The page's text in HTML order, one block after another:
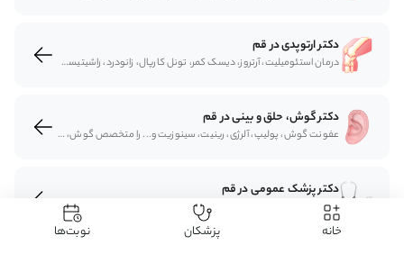
دکتر ارتوپدی در قم
درمان استئومیلیت، آرتروز، دیسک کمر، تونل کارپال، زانودرد، راشیتیسم، پای چنبری و... به‌عهده ارتوپدها است. متخصصان ارتوپدی وضعیت و مشکلات استخوان و مفاصل را بررسی و درمان می‌کنند. برای دریافت نوبت متخصص ارتوپدی می‌توانید از سایت دکتردکتر نوبت اینترنتی بگیرید.
دکتر گوش، حلق و بینی در قم
عفونت گوش، پولیپ، آلرژی، رینیت، سینوزیت و... را متخصص گوش‌، حلق و بینی درمان می‌کند. متخصصان گوش، حلق و بینی مشکلات دستگاه تنفس و راه‌های هوایی را شناسایی و درمان می‌کنند. دریافت نوبت متخصص گوش، حلق و بینی به‌طور اینترنتی با مراجعه به سایت دکتردکتر امکان‌پذیر است.
دکتر پزشک عمومی در قم
بیماری‌هایی مانند فشار خون، ذات‌الریه و مشکلات کبد با مراجعه به پزشک عمومی درمان می‌شوند. پزشکان عمومی طیف وسیعی از بیماری‌های مختلف را تشخیص می‌دهند و درمان می‌کنند. برای دریافت نوبت پزشک عمومی به سایت دکتردکتر مراجعه کنید و نوبت بگیرید.
خانه پزشکان نوبت‌ها